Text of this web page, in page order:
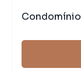
Condomínio